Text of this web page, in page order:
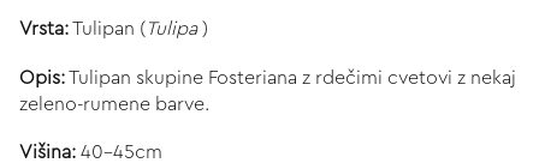
Vrsta:Tulipan ( Tulipa)
Opis:Tulipan skupine Fosteriana z rdečimi cvetovi z nekaj
zeleno-rumene barve.
Višina: 40-45cm